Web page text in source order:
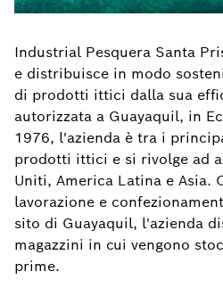
Industrial Pesquera Santa
e distribuisce in modo
di prodotti ittici dalla sua
autorizzata a Guayaquil, in
1976, l'azienda è tra i
prodotti ittici e si rivolge ad
Uniti, America Latina e Asia.
lavorazione e
sito di Guayaquil, l'azienda
magazzini in cui vengono
prime.